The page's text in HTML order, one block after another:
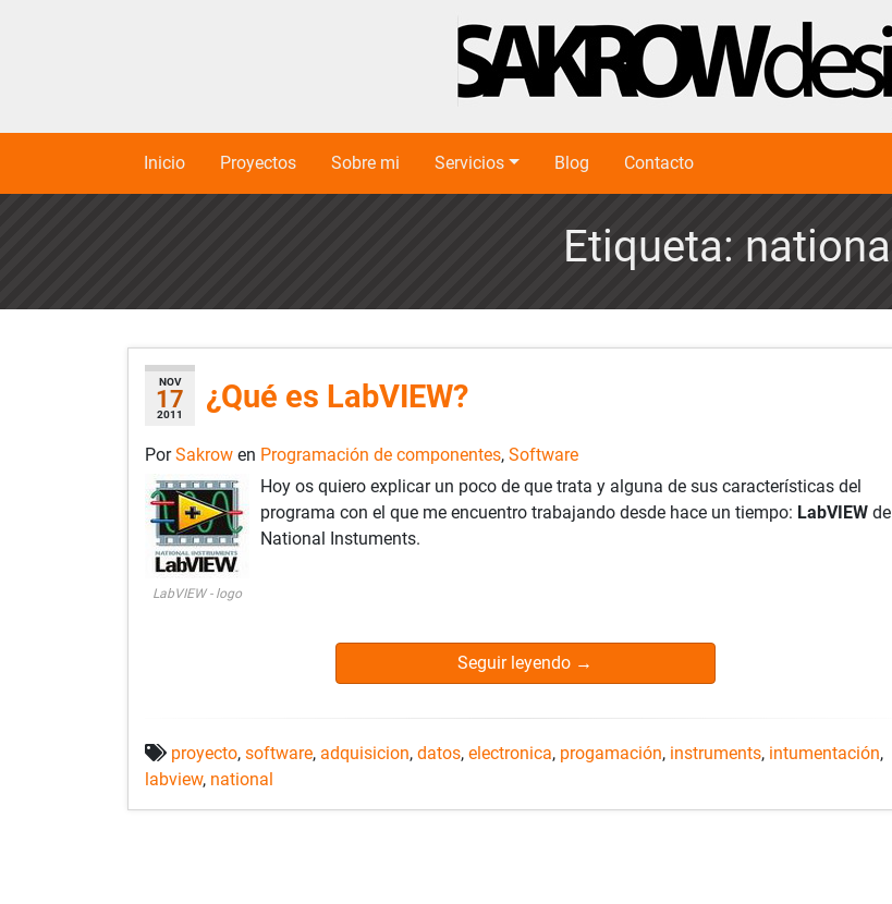
Inicio Proyectos Sobre mi Servicios Blog Contacto
Etiqueta: national
NOV
17
2011 ¿Qué es LabVIEW?
PorSakrow en Programación de componentes, Software
LabVIEW - logo
Hoy os quiero explicar un poco de que trata y alguna de sus características del
programa con el que me encuentro trabajando desde hace un tiempo: LabVIEW de
National Instuments.
Seguir leyendo →
proyecto, software, adquisicion, datos, electronica, progamación, instruments, intumentación,
labview, national